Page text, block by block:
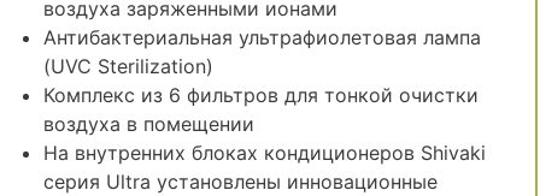
воздуха заряженными ионами
Антибактериальная ультрафиолетовая лампа
(UVC Sterilization)
Комплекс из 6 фильтров для тонкой очистки
воздуха в помещении
На внутренних блоках кондиционеров Shivaki
серия Ultra установлены инновационные